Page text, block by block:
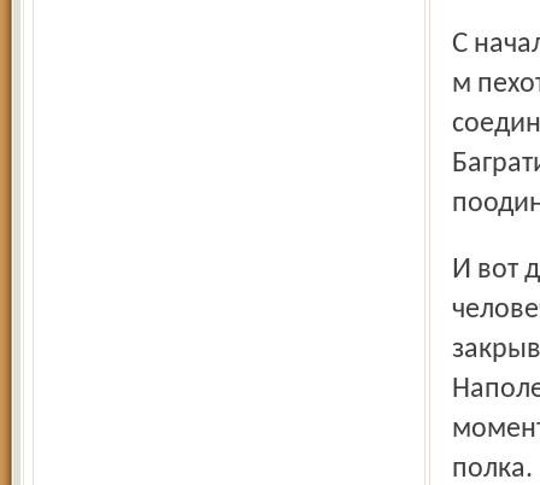
С начала Отечественной войны Тучков – командующий 2-
м
И вот день Бородинского сражения. Он держался сверх
полка.